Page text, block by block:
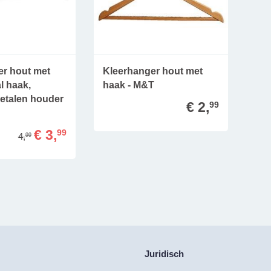
hout met
haak,
houder
4,99 € 3,99
Kleerhanger hout met
haak - M&T
€ 2,99
Juridisch